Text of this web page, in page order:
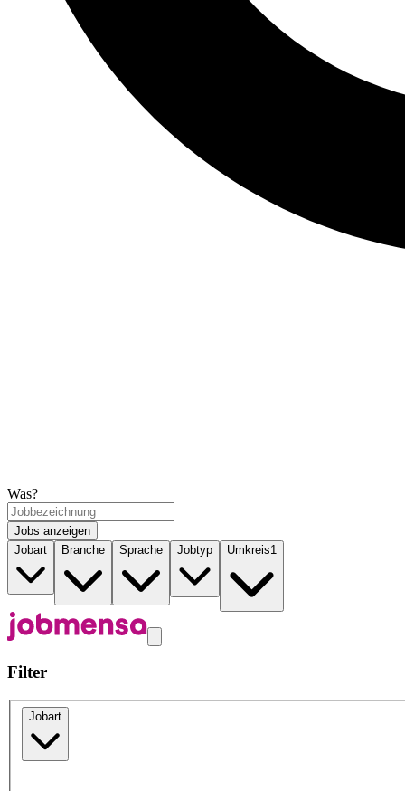
Was?
Jobs anzeigen
Jobart
Branche Sprache Jobtyp Umkreis1
Filter
Jobart